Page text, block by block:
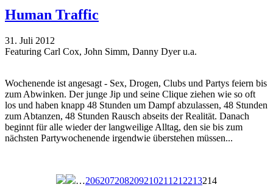
Human Traffic
31. Juli 2012
Featuring Carl Cox, John Simm, Danny Dyer u.a.
Wochenende ist angesagt - Sex, Drogen, Clubs und Partys feiern bis
zum Abwinken. Der junge Jip und seine Clique ziehen wie so oft
los und haben knapp 48 Stunden um Dampf abzulassen, 48 Stunden
zum Abtanzen, 48 Stunden Rausch abseits der Realität. Danach
beginnt für alle wieder der langweilige Alltag, den sie bis zum
nächsten Partywochenende irgendwie überstehen müssen...
…206207208209210211 212213214